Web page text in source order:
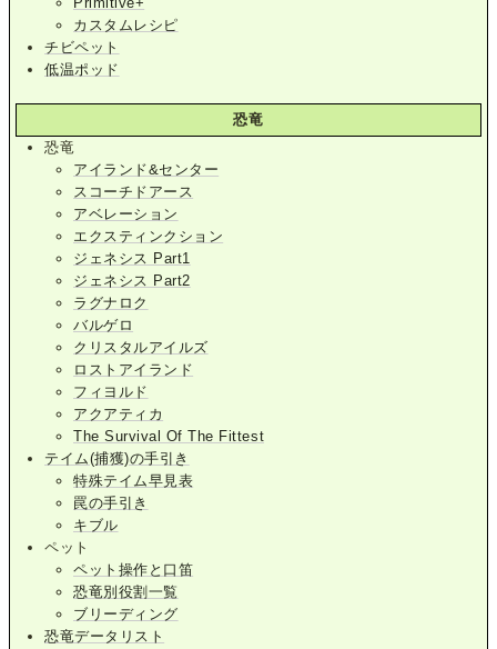
カスタムレシピ
チビペット
低温ポッド
恐竜
恐竜
アイランド&センター
スコーチドアース
アベレーション
エクスティンクション
ジェネシス Part1
ジェネシス Part2
ラグナロク
バルゲロ
クリスタルアイルズ
ロストアイランド
フィヨルド
アクアティカ
The Survival Of The Fittest
テイム(捕獲)の手引き
特殊テイム早見表
罠の手引き
キブル
ペット
ペット操作と口笛
恐竜別役割一覧
ブリーディング
恐竜データリスト